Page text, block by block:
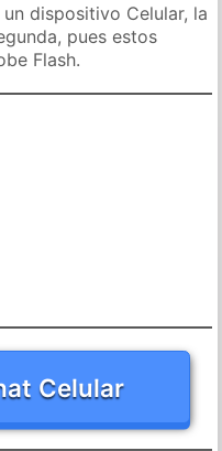
dispositivo Celular, la
pues estos
Flash.
Celular